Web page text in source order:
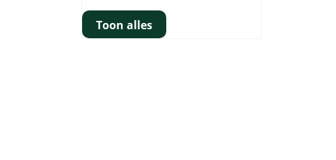
Toon alles